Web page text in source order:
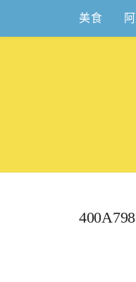
content
美食